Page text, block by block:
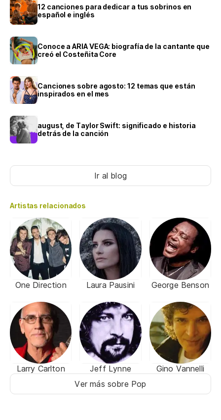
12 canciones para dedicar a tus sobrinos en
español e inglés
Conoce a ARIA VEGA: biografía de la cantante que
creó el Costeñita Core
Canciones sobre agosto: 12 temas que están
inspirados en el mes
august, de Taylor Swift: significado e historia
detrás de la canción
Ir al blog
Artistas relacionados
One Direction Laura Pausini George Benson
Larry Carlton Jeff Lynne
Gino Vannelli
Ver más sobre Pop